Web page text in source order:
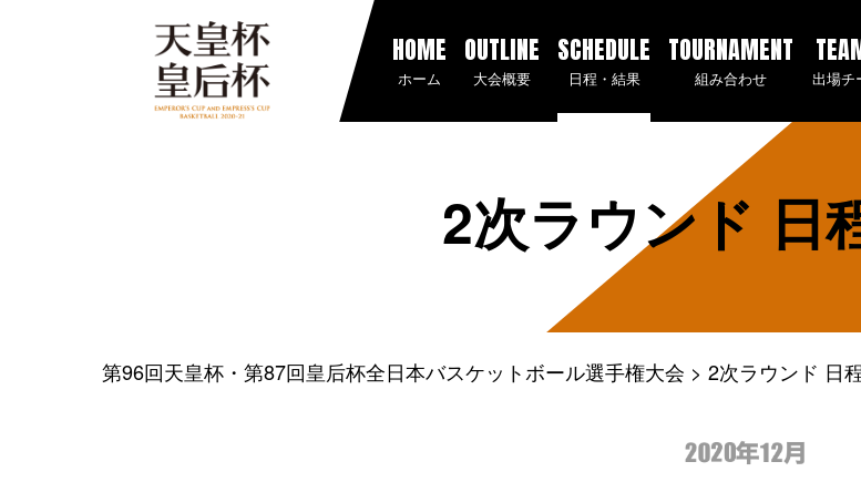
HOME
ホーム
OUTLINE
大会概要
SCHEDULE
日程・結果
TOURNAMENT
組み合わせ 出場チ
2次ラウンド 日
第96回天皇杯・第87回皇后杯全日本バスケットボール選手権大会 2次ラウンド 日